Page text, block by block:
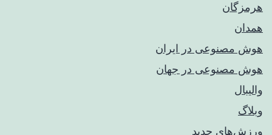
هرمزگان
همدان
هوش مصنوعی در ایران
هوش مصنوعی در جهان
والیبال
وبلاگ
ورزش‌های جدید